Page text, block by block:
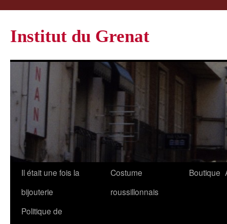
Institut du Grenat
Il était une fois la
bijouterie
Costume
roussillonnais
Boutique
Politique de